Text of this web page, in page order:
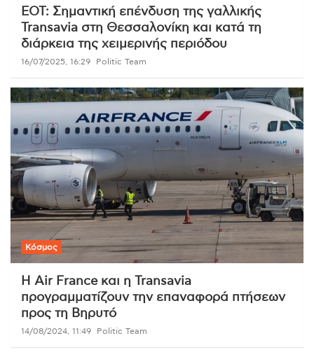
ΕΟΤ: Σημαντική επένδυση της γαλλικής
Transavia στη Θεσσαλονίκη και κατά τη
διάρκεια της χειμερινής περιόδου
16/07/2025, 16:29 Politic Team
Κόσμος
Η Air France και η Transavia
προγραμματίζουν την επαναφορά πτήσεων
προς τη Βηρυτό
14/08/2024, 11:49 Politic Team